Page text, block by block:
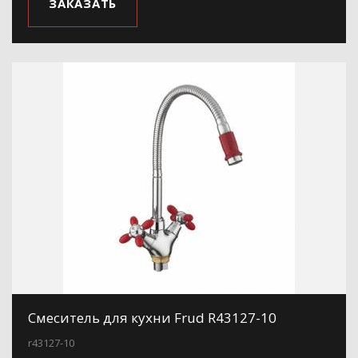
Смеситель для кухни Frud R43127-10
r43127-10